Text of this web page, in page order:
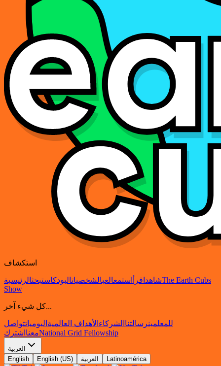
استكشاف
شاهد اقرأ استمعالعبالشخصياتالبودكاستبحثالرئيسية
The Earth Cubs
Show
كل شيء آخر...
للمعلمينرسالتنا الشركاء الأهداف العالمية اليومياتتواصل
معنا اشترك National Grid Fellowship
العربية
English
English (US) العربية Latinoamérica